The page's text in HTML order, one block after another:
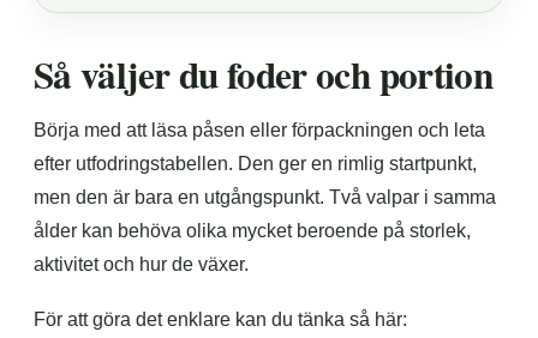
Så väljer du foder och portion
Börja med att läsa påsen eller förpackningen och leta
efter utfodringstabellen. Den ger en rimlig startpunkt,
men den är bara en utgångspunkt. Två valpar i samma
ålder kan behöva olika mycket beroende på storlek,
aktivitet och hur de växer.
För att göra det enklare kan du tänka så här: